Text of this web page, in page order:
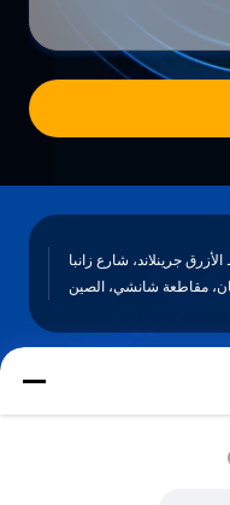
الأزرق جرينلاند، شارع زانبا
مقاطعة شانشي، الصين